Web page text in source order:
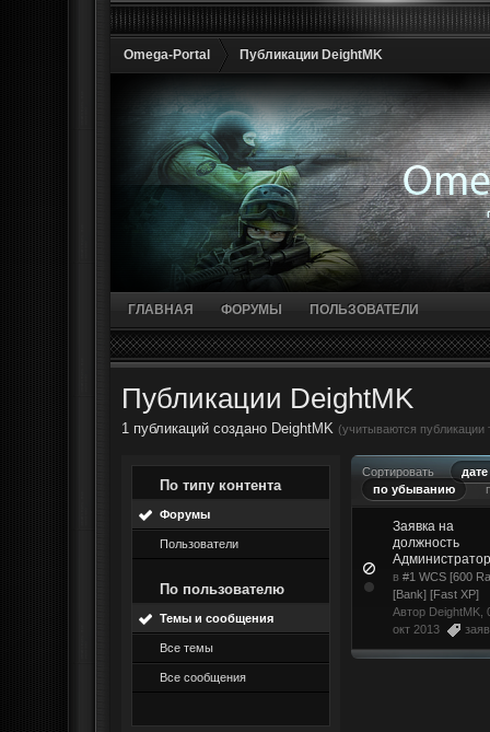
Omega-Portal Публикации DeightMK
ГЛАВНАЯ ФОРУМЫ ПОЛЬЗОВАТЕЛИ
Публикации DeightMK
1 публикаций создано DeightMK (учитываются публикации
По типу контента
Форумы
Пользователи
По пользователю
Темы и сообщения
Все темы
Все сообщения
Сортировать
по убыванию
Заявка на
должность
в #1 WCS [600
[Bank] [Fast XP]
Автор DeightMK
окт 2013